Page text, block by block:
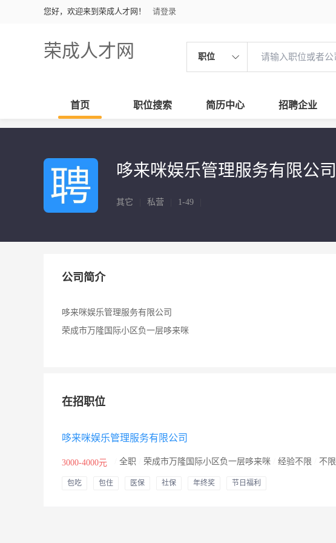
您好，欢迎来到荣成人才网！ 请登录
荣成人才网 职位
首页 职位搜索 简历中心 招聘企业
哆来咪娱乐管理服务有限公司
其它 私营 1-49
公司简介
哆来咪娱乐管理服务有限公司
荣成市万隆国际小区负一层哆来咪
在招职位
哆来咪娱乐管理服务有限公司
3000-4000元 全职 荣成市万隆国际小区负一层哆来咪 经验不限 不限
包吃 包住 医保 社保 年终奖 节日福利